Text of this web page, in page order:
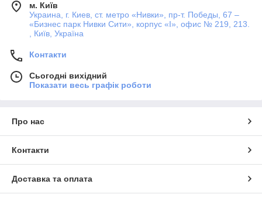
м. Київ
Украина, г. Киев, ст. метро «Нивки», пр-т. Победы, 67 –
«Бизнес парк Нивки Сити», корпус «I», офис № 219, 213.
, Київ, Україна
Контакти
Сьогодні вихідний
Показати весь графік роботи
Про нас
Контакти
Доставка та оплата